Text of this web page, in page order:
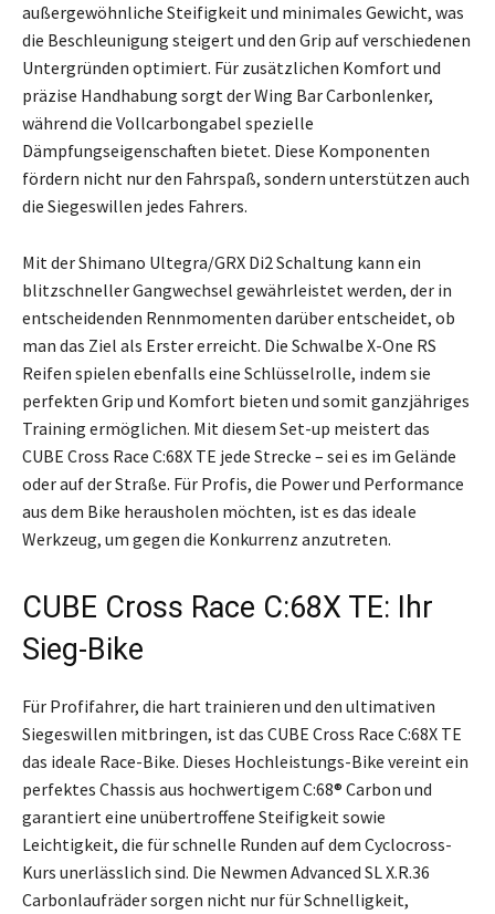
außergewöhnliche Steifigkeit und minimales Gewicht, was
die Beschleunigung steigert und den Grip auf verschiedenen
Untergründen optimiert. Für zusätzlichen Komfort und
präzise Handhabung sorgt der Wing Bar Carbonlenker,
während die Vollcarbongabel spezielle
Dämpfungseigenschaften bietet. Diese Komponenten
fördern nicht nur den Fahrspaß, sondern unterstützen auch
die Siegeswillen jedes Fahrers.
Mit der Shimano Ultegra/GRX Di2 Schaltung kann ein
blitzschneller Gangwechsel gewährleistet werden, der in
entscheidenden Rennmomenten darüber entscheidet, ob
man das Ziel als Erster erreicht. Die Schwalbe X-One RS
Reifen spielen ebenfalls eine Schlüsselrolle, indem sie
perfekten Grip und Komfort bieten und somit ganzjähriges
Training ermöglichen. Mit diesem Set-up meistert das
CUBE Cross Race C:68X TE jede Strecke – sei es im Gelände
oder auf der Straße. Für Profis, die Power und Performance
aus dem Bike herausholen möchten, ist es das ideale
Werkzeug, um gegen die Konkurrenz anzutreten.
CUBE Cross Race C:68X TE: Ihr
Sieg-Bike
Für Profifahrer, die hart trainieren und den ultimativen
Siegeswillen mitbringen, ist das CUBE Cross Race C:68X TE
das ideale Race-Bike. Dieses Hochleistungs-Bike vereint ein
perfektes Chassis aus hochwertigem C:68® Carbon und
garantiert eine unübertroffene Steifigkeit sowie
Leichtigkeit, die für schnelle Runden auf dem Cyclocross-
Kurs unerlässlich sind. Die Newmen Advanced SL X.R.36
Carbonlaufräder sorgen nicht nur für Schnelligkeit,